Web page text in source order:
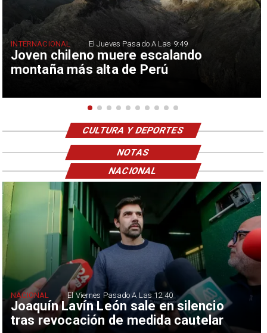
Joven chileno muere escalando
montaña más alta de Perú
INTERNACIONAL El Jueves Pasado A Las 9:49
CULTURA Y DEPORTES
NOTAS
Joaquín Lavín León sale en silencio
tras revocación de medida cautelar
NACIONAL El Viernes Pasado A Las 12:40
NACIONAL